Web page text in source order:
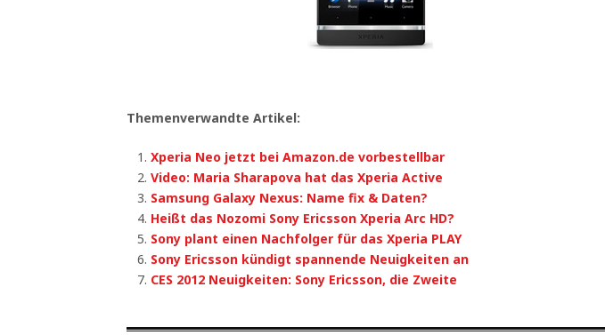
Themenverwandte Artikel:
Xperia Neo jetzt bei Amazon.de vorbestellbar
Video: Maria Sharapova hat das Xperia Active
Samsung Galaxy Nexus: Name fix & Daten?
Heißt das Nozomi Sony Ericsson Xperia Arc HD?
Sony plant einen Nachfolger für das Xperia PLAY
Sony Ericsson kündigt spannende Neuigkeiten an
CES 2012 Neuigkeiten: Sony Ericsson, die Zweite